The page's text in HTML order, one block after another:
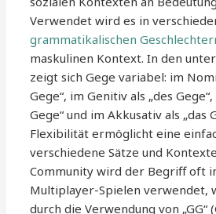
Verwendet wird es in
grammatikalischen
maskulinen Kontext. In den
zeigt sich Gege variabel: im
Gege“, im Genitiv als „des
Gege“ und im Akkusativ als „das
Flexibilität ermöglicht eine
verschiedene Sätze und
Community wird der Begriff oft
Multiplayer-Spielen verwendet,
durch die Verwendung von „GG“